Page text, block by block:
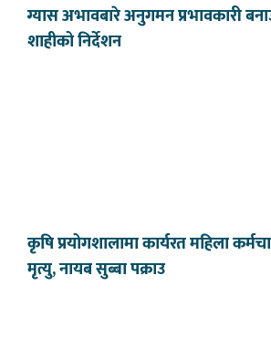
ग्यास अभावबारे अनुगमन प्रभावकारी
शाहीको निर्देशन
कृषि प्रयोगशालामा कार्यरत महिला
मृत्यु, नायब सुब्बा पक्राउ